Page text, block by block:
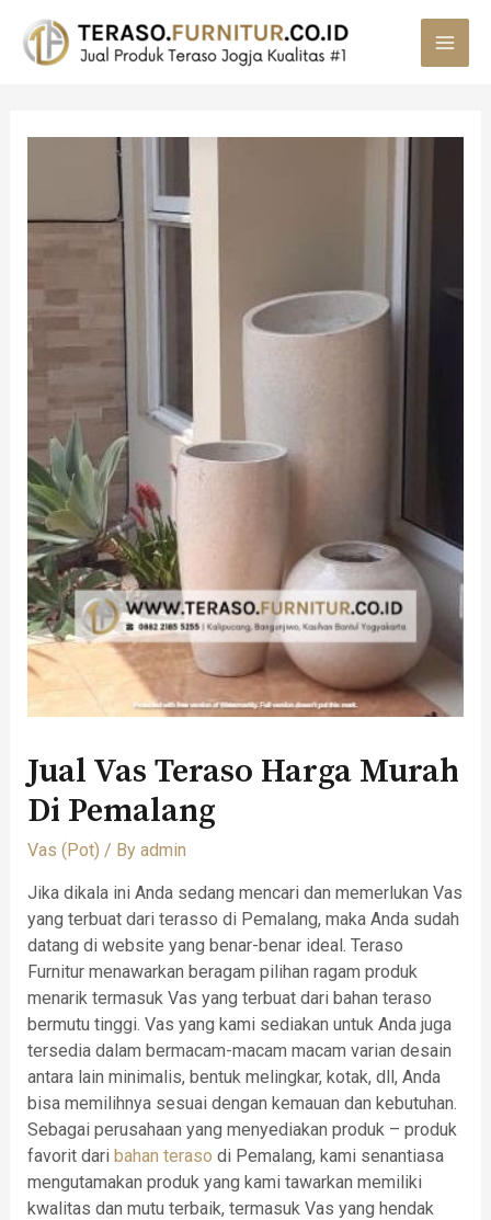
Jual Vas Teraso Harga Murah
Di Pemalang
Vas (Pot) / By admin
Jika dikala ini Anda sedang mencari dan memerlukan Vas
yang terbuat dari terasso di Pemalang, maka Anda sudah
datang di website yang benar-benar ideal. Teraso
Furnitur menawarkan beragam pilihan ragam produk
menarik termasuk Vas yang terbuat dari bahan teraso
bermutu tinggi. Vas yang kami sediakan untuk Anda juga
tersedia dalam bermacam-macam macam varian desain
antara lain minimalis, bentuk melingkar, kotak, dll, Anda
bisa memilihnya sesuai dengan kemauan dan kebutuhan.
Sebagai perusahaan yang menyediakan produk – produk
favorit dari bahan teraso di Pemalang, kami senantiasa
mengutamakan produk yang kami tawarkan memiliki
kwalitas dan mutu terbaik, termasuk Vas yang hendak